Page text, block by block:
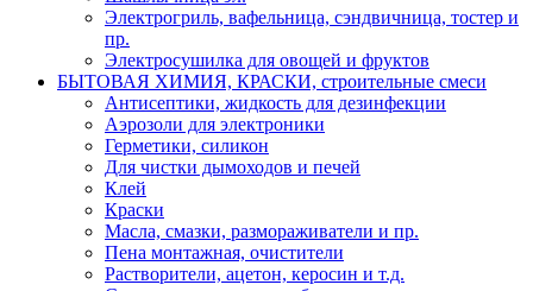
Электрогриль, вафельница, сэндвичница, тостер и
пр.
Электросушилка для овощей и фруктов
БЫТОВАЯ ХИМИЯ, КРАСКИ, строительные смеси
Антисептики, жидкость для дезинфекции
Аэрозоли для электроники
Герметики, силикон
Для чистки дымоходов и печей
Клей
Краски
Масла, смазки, размораживатели и пр.
Пена монтажная, очистители
Растворители, ацетон, керосин и т.д.